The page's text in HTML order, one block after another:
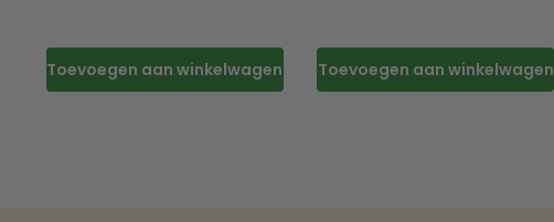
Toevoegen aan winkelwagen Toevoegen aan winkelwagen